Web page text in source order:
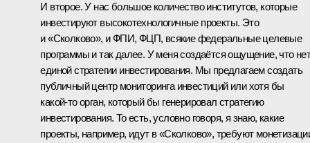
И второе. У нас большое количество институтов, которые
инвестируют высокотехнологичные проекты. Это
и «Сколково», и ФПИ, ФЦП, всякие федеральные целевые
программы и так далее. У меня создаётся ощущение, что
единой стратегии инвестирования. Мы предлагаем создать
публичный центр мониторинга инвестиций или хотя бы
какой‑то орган, который бы генерировал стратегию
инвестирования. То есть, условно говоря, я знаю, какие
проекты, например, идут в «Сколково», требуют